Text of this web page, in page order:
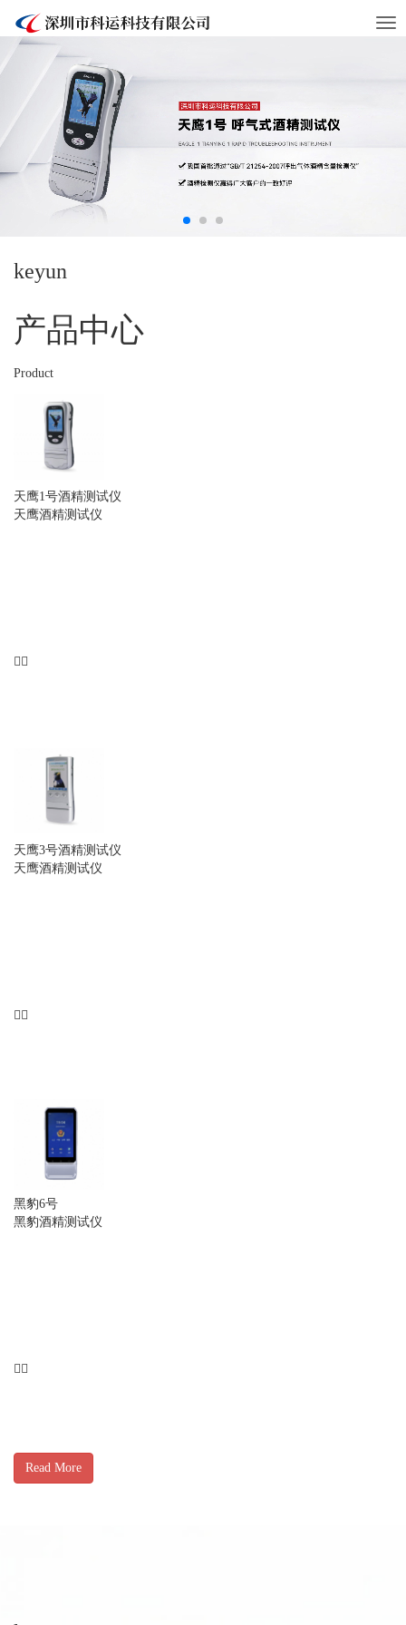
keyun
产品中心
Product
天鹰1号酒精测试仪
天鹰酒精测试仪
天鹰3号酒精测试仪
天鹰酒精测试仪
黑豹6号
黑豹酒精测试仪
Read More